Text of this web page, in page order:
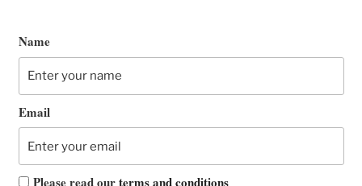
Name
Email
Please read ourterms and conditions